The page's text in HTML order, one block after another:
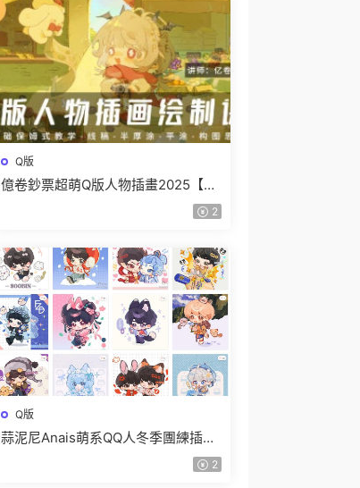
Q版
億卷鈔票超萌Q版人物插畫2025【畫
2
Q版
蒜泥尼Anais萌系QQ人冬季團練插畫
2